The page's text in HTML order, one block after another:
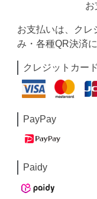
お
お支払いは、クレ
み・各種QR決済
クレジットカード
PayPay
Paidy